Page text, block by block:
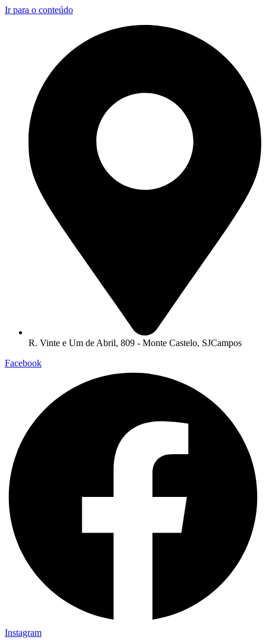
Ir para o conteúdo
R. Vinte e Um de Abril, 809 - Monte Castelo, SJCampos
Facebook
Instagram